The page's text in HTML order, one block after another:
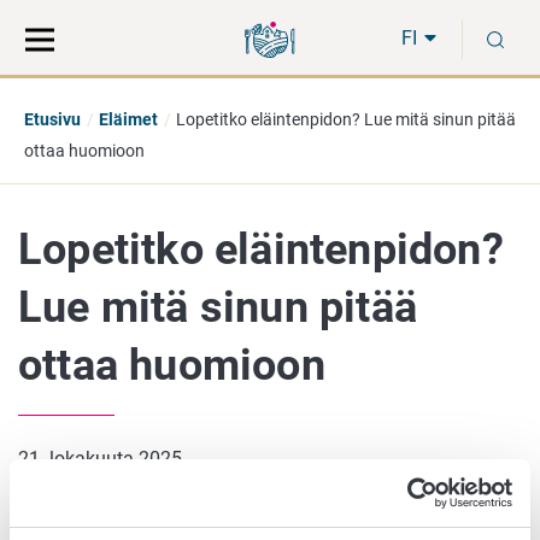
suoraan
sisältöön
koko
sivuston
FI
Etusivu Eläimet
Lopetitko eläintenpidon? Lue mitä sinun pitää
ottaa huomioon
Lopetitko eläintenpidon?
Lue mitä sinun pitää
ottaa huomioon
21. lokakuuta 2025
Kun eläintenpito päättyy kokonaan tai siitä pidetään